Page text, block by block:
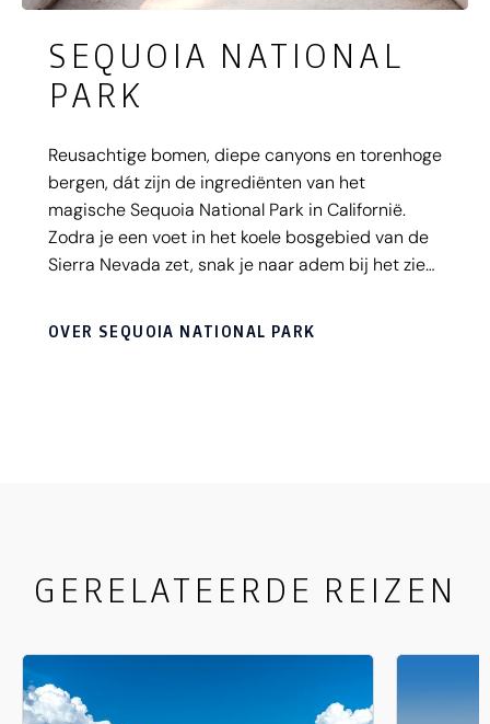
SEQUOIA NATIONAL
PARK
Reusachtige bomen, diepe canyons en torenhoge
bergen, dát zijn de ingrediënten van het
magische Sequoia National Park in Californië.
Zodra je een voet in het koele bosgebied van de
Sierra Nevada zet, snak je naar adem bij het zien
bomen van de wereld. Vergaap je aan de
OVER SEQUOIA NATIONAL PARK
GERELATEERDE REIZEN